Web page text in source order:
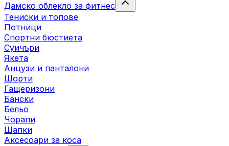
Дамско облекло за фитнес
Тениски и топове
Потници
Спортни бюстиета
Суичъри
Якета
Aнцузи и панталони
Шорти
Гащеризони
Бански
Бельо
Чорапи
Шапки
Аксесоари за коса